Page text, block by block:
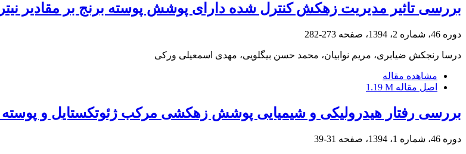
بررسی تاثیر مدیریت زهکش کنترل شده دارای پوشش پوسته برنج بر مقادیر
دوره 46، شماره 2، 1394، صفحه 273-282
درسا رنجکش ضیابری، مریم نوابیان، محمد حسن بیگلویی، مهدی اسمعیلی ورکی
مشاهده مقاله
اصل مقاله 1.19 M
بررسی رفتار هیدرولیکی و شیمیایی پوشش‌ زهکشی مرکب ژئوتکستایل و پوسته
دوره 46، شماره 1، 1394، صفحه 31-39